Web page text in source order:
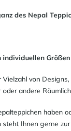
des Nepal
von
andere
haben
Ihnen gerne